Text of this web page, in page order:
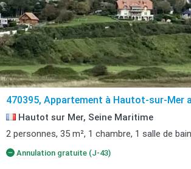
470395, Appartement à Hautot-sur-Mer
Hautot sur Mer, Seine Maritime
2 personnes, 35 m², 1 chambre, 1 salle de
Annulation gratuite (J-43)